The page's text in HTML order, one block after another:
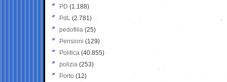
PD (1.188)
PdL (2.781)
pedofilia (25)
Pensioni (129)
Politica (40.855)
polizia (253)
Porto (12)